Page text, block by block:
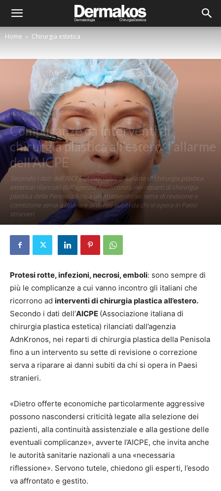
Home Chirurgia estetica
Chirurgia estetica
Complicanze da interventi di
chirurgia plastica all’estero: l’allarme
dell’AICPE
Secondo i dati dell'AICPE (Associazione italiana di chirurgia plastica
estetica) rilanciati dall'agenzia AdnKronos, nei reparti di chirurgia
plastica della Penisola fino a un intervento su sette di revisione o
correzione serva a riparare ai danni subiti da chi si opera in Paesi
stranieri
Di Redazione - 25 Giugno 2026
Protesi rotte, infezioni, necrosi, emboli: sono sempre di
più le complicanze a cui vanno incontro gli italiani che
ricorrono ad interventi di chirurgia plastica all’estero.
Secondo i dati dell’AICPE (Associazione italiana di
chirurgia plastica estetica) rilanciati dall’agenzia
AdnKronos, nei reparti di chirurgia plastica della Penisola
fino a un intervento su sette di revisione o correzione
serva a riparare ai danni subiti da chi si opera in Paesi
stranieri.
«Dietro offerte economiche particolarmente aggressive
possono nascondersi criticità legate alla selezione dei
pazienti, alla continuità assistenziale e alla gestione delle
eventuali complicanze», avverte l’AICPE, che invita anche
le autorità sanitarie nazionali a una «necessaria
riflessione». Servono tutele, chiedono gli esperti, l’esodo
va affrontato e gestito.